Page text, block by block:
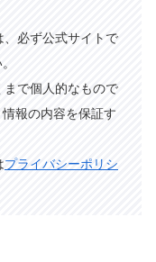
必ず公式サイトで
で個人的なもので
報の内容を保証す
プライバシーポリシ